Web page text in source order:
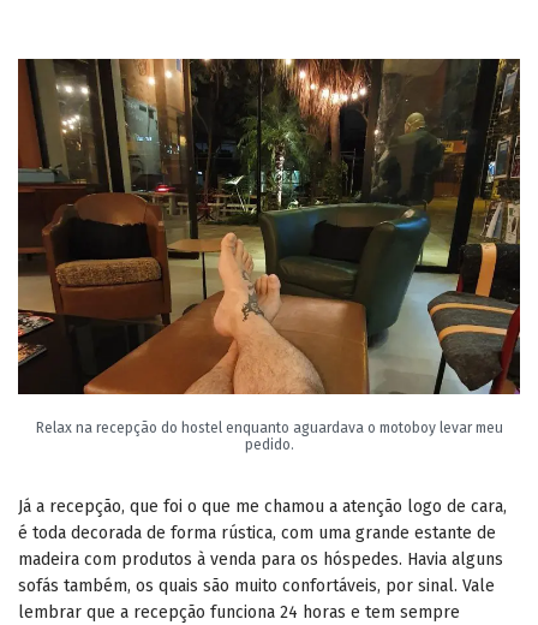
Relax na recepção do hostel enquanto aguardava o motoboy levar meu
pedido.
Já a recepção, que foi o que me chamou a atenção logo de cara,
é toda decorada de forma rústica, com uma grande estante de
madeira com produtos à venda para os hóspedes. Havia alguns
sofás também, os quais são muito confortáveis, por sinal. Vale
lembrar que a recepção funciona 24 horas e tem sempre